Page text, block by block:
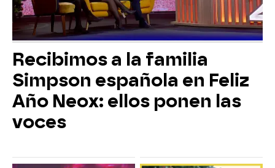
Recibimos a la familia
Simpson española en Feliz
Año Neox: ellos ponen las
voces